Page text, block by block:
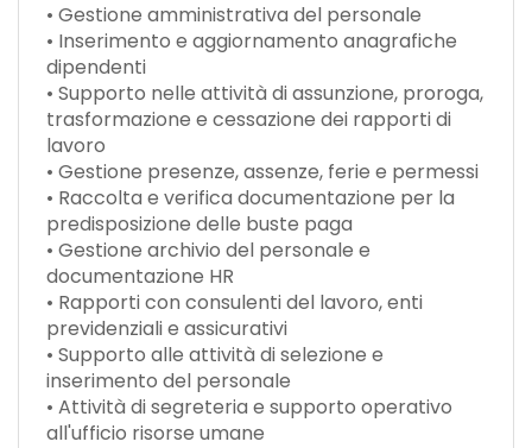
• Gestione amministrativa del personale
• Inserimento e aggiornamento anagrafiche
dipendenti
• Supporto nelle attività di assunzione, proroga,
trasformazione e cessazione dei rapporti di
lavoro
• Gestione presenze, assenze, ferie e permessi
• Raccolta e verifica documentazione per la
predisposizione delle buste paga
• Gestione archivio del personale e
documentazione HR
• Rapporti con consulenti del lavoro, enti
previdenziali e assicurativi
• Supporto alle attività di selezione e
inserimento del personale
• Attività di segreteria e supporto operativo
all'ufficio risorse umane